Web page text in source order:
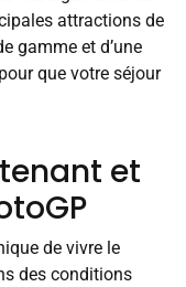
attractions de
gamme et d’une
que votre séjour
et
de vivre le
des conditions